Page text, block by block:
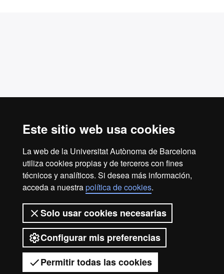
Este sitio web usa cookies
La web de la Universitat Autònoma de Barcelona
utiliza cookies propias y de terceros con fines
técnicos y analíticos. Si desea más información,
acceda a nuestrapolítica de cookies.
Solo usar cookies necesarias
Configurar mis preferencias
Permitir todas las cookies
Casa Convalescència
info.casa.convalescencia@uab.cat
Teléfono: 934 33 50 00
Carrer de Sant Antoni Maria Claret, 171, 08041
Barcelona
© 2026 Universitat Autònoma de Barcelona